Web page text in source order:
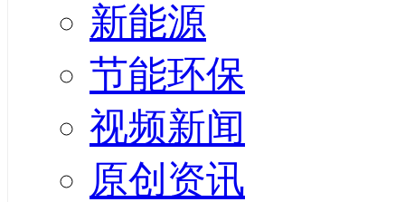
新能源
节能环保
视频新闻
原创资讯